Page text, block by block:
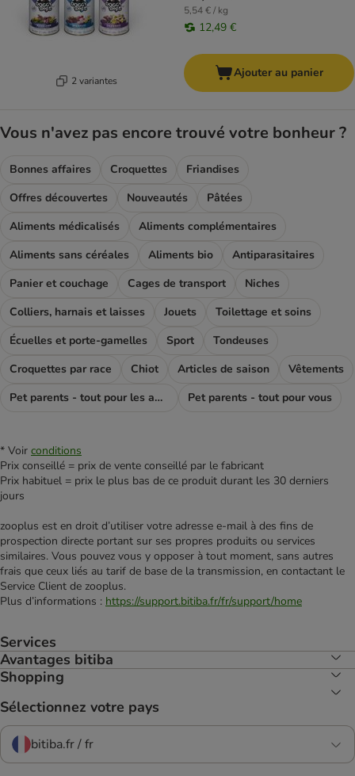
2 variantes
5,54 € / kg
12,49 €
Ajouter au panier
Vous n'avez pas encore trouvé votre bonheur ?
Bonnes affaires Croquettes
Friandises
Offres découvertes
Nouveautés
Pâtées
Aliments médicalisés
Aliments complémentaires
Aliments sans céréales
Aliments bio
Antiparasitaires
Panier et couchage
Cages de transport
Niches
Colliers, harnais et laisses
Jouets
Toilettage et soins
Écuelles et porte-gamelles
Sport
Tondeuses
Croquettes par race
Chiot Articles de saison
Vêtements
Pet parents - tout pour les amoureux des chiens
Pet parents - tout pour vous
* Voir conditions
Prix conseillé = prix de vente conseillé par le fabricant
Prix habituel = prix le plus bas de ce produit durant les 30 derniers
jours
zooplus est en droit d’utiliser votre adresse e‑mail à des fins de
prospection directe portant sur ses propres produits ou services
similaires. Vous pouvez vous y opposer à tout moment, sans autres
frais que ceux liés au tarif de base de la transmission, en contactant le
Service Client de zooplus.
Plus d’informations : https://support.bitiba.fr/fr/support/home
Services
Avantages bitiba
Shopping
Sélectionnez votre pays
bitiba.fr / fr